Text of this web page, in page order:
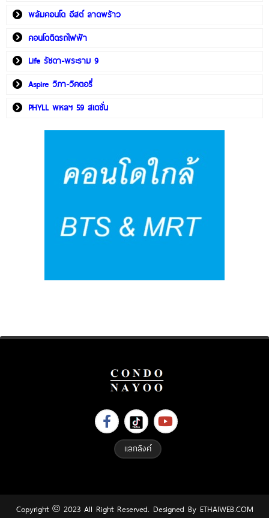
พลัมคอนโด อีสต์ ลาดพร้าว
คอนโดติดรถไฟฟ้า
Life รัชดา-พระราม 9
Aspire วิภา-วิคตอรี่
PHYLL พหลฯ 59 สเตชั่น
แลกลิงค์
Copyright © 2023 All Right Reserved. Designed By ETHAIWEB.COM